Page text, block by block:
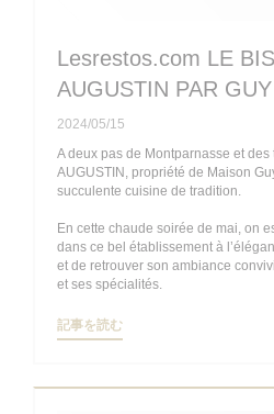
Lesrestos.com LE
AUGUSTIN PAR
2024/05/15
A deux pas de Montparnasse et des
AUGUSTIN, propriété de Maison
succulente cuisine de tradition.
En cette chaude soirée de mai, on
dans ce bel établissement à
et de retrouver son ambiance
et ses spécialités.
記事を読む((新しいウィンドウで開き